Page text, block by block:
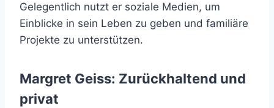
Gelegentlich nutzt er soziale Medien, um
Einblicke in sein Leben zu geben und familiäre
Projekte zu unterstützen.
Margret Geiss: Zurückhaltend und
privat